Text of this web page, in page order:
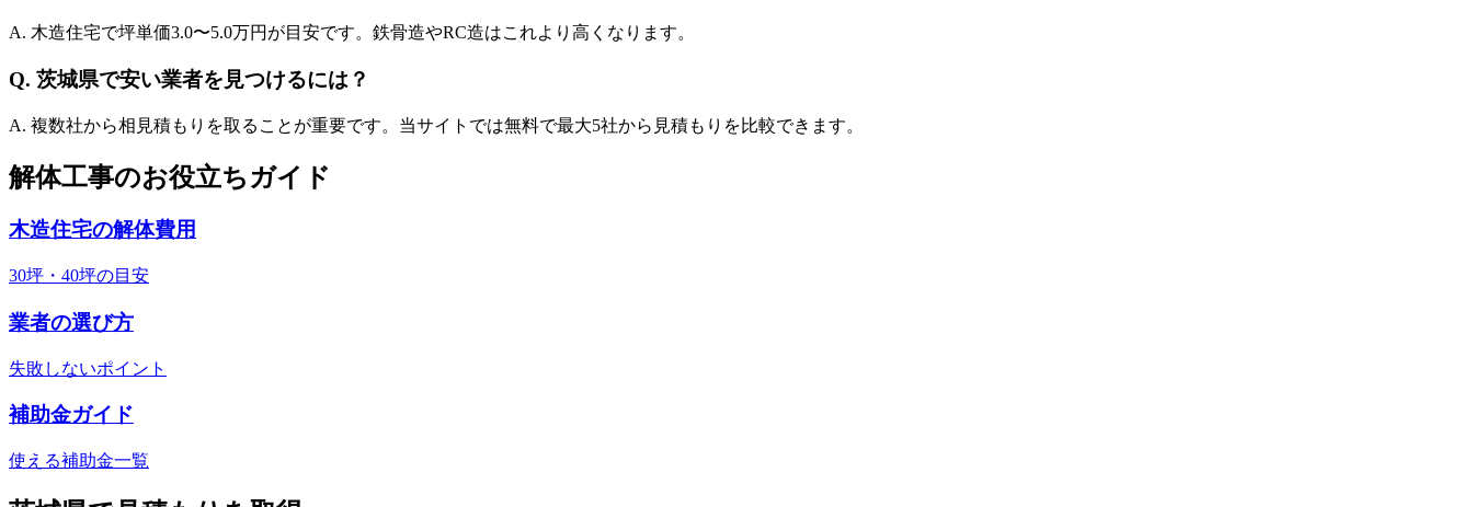
A. 木造住宅で坪単価3.0〜5.0万円が目安です。鉄骨造やRC造はこれより高くなります。
Q. 茨城県で安い業者を見つけるには？
A. 複数社から相見積もりを取ることが重要です。当サイトでは無料で最大5社から見積もりを比較できます。
解体工事のお役立ちガイド
木造住宅の解体費用
30坪・40坪の目安
業者の選び方
失敗しないポイント
補助金ガイド
使える補助金一覧